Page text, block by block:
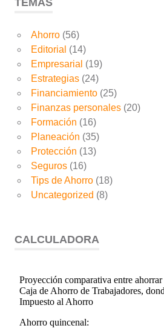
Ahorro(56)
Editorial (14)
Empresarial (19)
Estrategias(24)
Financiamiento(25)
Finanzas personales(20)
Formación (16)
Planeación (35)
Protección (13)
Seguros(16)
Tips de Ahorro(18)
Uncategorized (8)
CALCULADORA